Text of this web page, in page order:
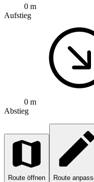
0 m
Aufstieg
0 m
Abstieg
Route öffnen Route